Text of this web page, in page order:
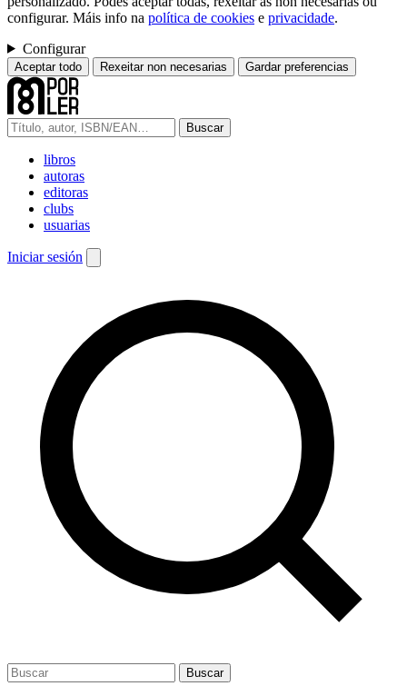
configurar. Máis info na política de cookies e privacidade.
Configurar
Aceptar todo Rexeitar non necesarias Gardar preferencias
Buscar
libros
autoras
editoras
clubs
usuarias
Iniciar sesión
Buscar